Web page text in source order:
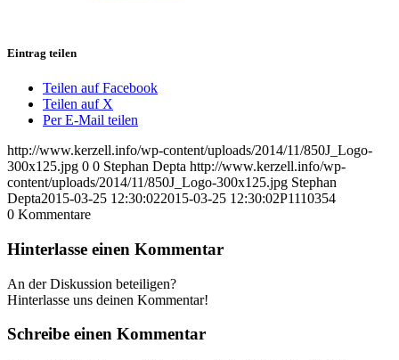
Eintrag teilen
Teilen auf Facebook
Teilen auf X
Per E-Mail teilen
http://www.kerzell.info/wp-content/uploads/2014/11/850J_Logo-
300x125.jpg 0 0 Stephan Depta http://www.kerzell.info/wp-
content/uploads/2014/11/850J_Logo-300x125.jpg Stephan
Depta2015-03-25 12:30:022015-03-25 12:30:02P1110354
0 Kommentare
Hinterlasse einen Kommentar
An der Diskussion beteiligen?
Hinterlasse uns deinen Kommentar!
Schreibe einen Kommentar